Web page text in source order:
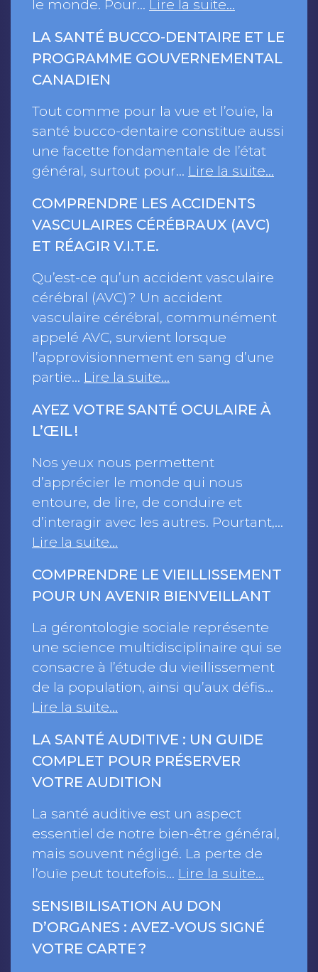
le monde. Pour… Lire la suite…
LA SANTÉ BUCCO-DENTAIRE ET LE
PROGRAMME GOUVERNEMENTAL
CANADIEN
Tout comme pour la vue et l’ouïe, la
santé bucco-dentaire constitue aussi
une facette fondamentale de l’état
général, surtout pour… Lire la suite…
COMPRENDRE LES ACCIDENTS
VASCULAIRES CÉRÉBRAUX (AVC)
ET RÉAGIR V.I.T.E.
Qu’est-ce qu’un accident vasculaire
cérébral (AVC) ? Un accident
vasculaire cérébral, communément
appelé AVC, survient lorsque
l’approvisionnement en sang d’une
partie… Lire la suite…
AYEZ VOTRE SANTÉ OCULAIRE À
L’ŒIL !
Nos yeux nous permettent
d’apprécier le monde qui nous
entoure, de lire, de conduire et
d’interagir avec les autres. Pourtant,…
Lire la suite…
COMPRENDRE LE VIEILLISSEMENT
POUR UN AVENIR BIENVEILLANT
La gérontologie sociale représente
une science multidisciplinaire qui se
consacre à l’étude du vieillissement
de la population, ainsi qu’aux défis…
Lire la suite…
LA SANTÉ AUDITIVE : UN GUIDE
COMPLET POUR PRÉSERVER
VOTRE AUDITION
La santé auditive est un aspect
essentiel de notre bien-être général,
mais souvent négligé. La perte de
l’ouïe peut toutefois… Lire la suite…
SENSIBILISATION AU DON
D’ORGANES : AVEZ-VOUS SIGNÉ
VOTRE CARTE ?